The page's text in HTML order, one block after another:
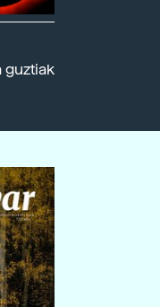
guztiak